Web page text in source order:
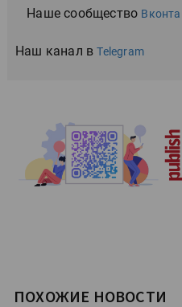
Наше сообщество
Наш канал вTelegram
ПОХОЖИЕ НОВОСТИ